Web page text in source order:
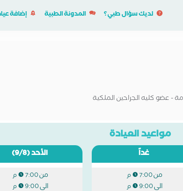
لديك سؤال طبي؟ المدونة الطبية إضافة
- عضو كليه الجراحين الملكية
مواعيد العيادة
غداً
من7:00 م
الى9:00 م
الأحد(9/8)
من7:00 م
الى9:00 م